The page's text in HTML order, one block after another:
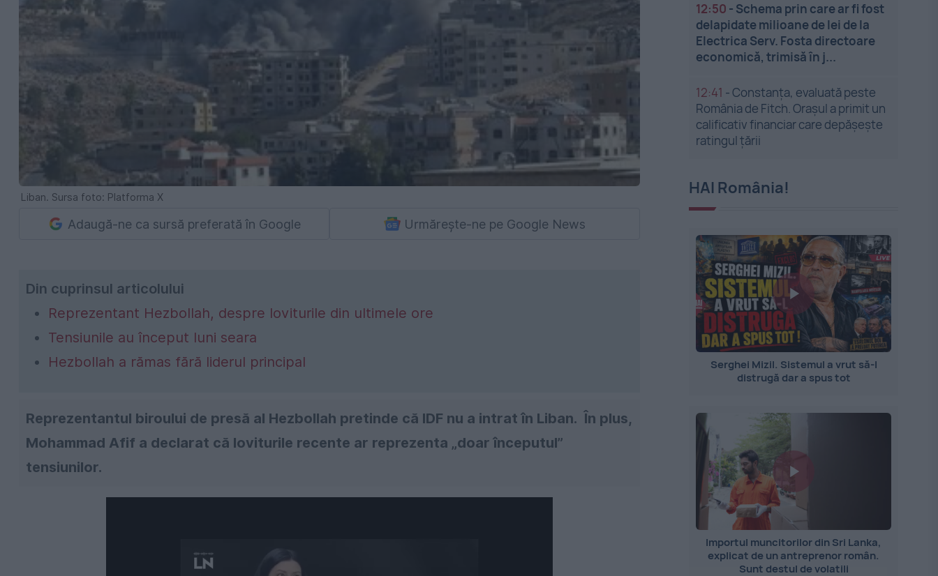
Liban. Sursa foto: Platforma X
Adaugă-ne ca sursă preferată în Google Urmărește-ne pe Google News
Din cuprinsul articolului
Reprezentant Hezbollah, despre loviturile din ultimele ore
Tensiunile au început luni seara
Hezbollah a rămas fără liderul principal
Reprezentantul biroului de presă al Hezbollah pretinde că IDF nu a intrat în Liban. În plus,
Mohammad Afif a declarat că loviturile recente ar reprezenta „doar începutul”
tensiunilor.
12:50 - Schema prin care ar fi fost
delapidate milioane de lei de la
Electrica Serv. Fosta directoare
economică, trimisă în j...
12:41 -Constanța, evaluată peste
România de Fitch. Orașul a primit un
calificativ financiar care depășește
ratingul țării
HAI România!
Serghei Mizil. Sistemul a vrut să-l
distrugă dar a spus tot
Importul muncitorilor din Sri Lanka,
explicat de un antreprenor român.
Sunt destul de volatili